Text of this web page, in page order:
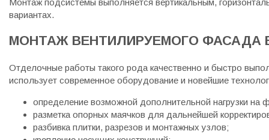
Монтаж подсистемы выполняется вертикальным,
вариантах.
МОНТАЖ ВЕНТИЛИРУЕМОГО ФАСАДА
Отделочные работы такого рода качественно и быстро
использует современное оборудование и новейшие
определение возможной дополнительной нагрузки на
разметка опорных маячков для дальнейшей
разбивка плитки, разрезов и монтажных узлов;